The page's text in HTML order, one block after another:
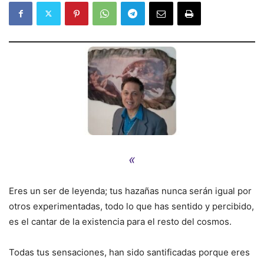
«
Eres un ser de leyenda; tus hazañas nunca serán igual por
otros experimentadas, todo lo que has sentido y percibido,
es el cantar de la existencia para el resto del cosmos.
Todas tus sensaciones, han sido santificadas porque eres